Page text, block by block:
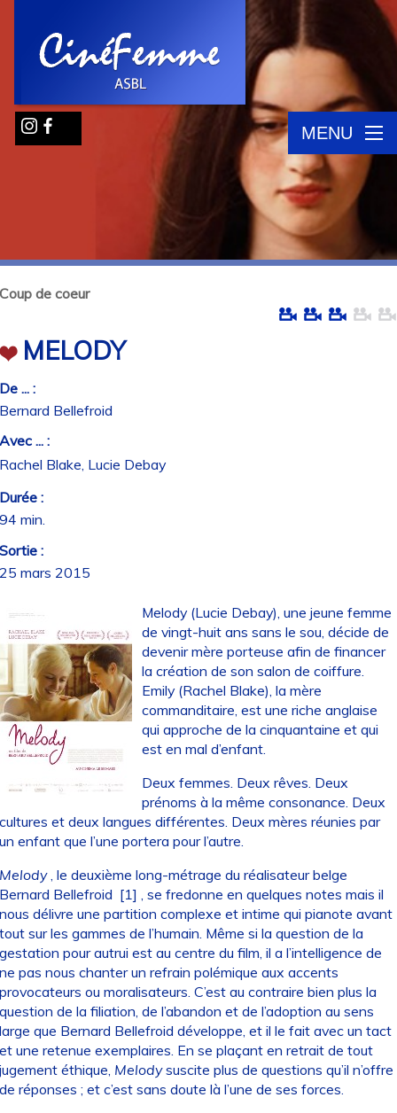
MENU
de coeur
MELODY
... :
Bellefroid
... :
Blake, Lucie Debay
:
min.
:
mars 2015
Melody (Lucie Debay), une jeune femme
de vingt-huit ans sans le sou, décide de
devenir mère porteuse afin de financer
la création de son salon de coiffure.
Emily (Rachel Blake), la mère
commanditaire, est une riche anglaise
qui approche de la cinquantaine et qui
est en mal d’enfant.
Deux femmes. Deux rêves. Deux
prénoms à la même consonance. Deux
et deux langues différentes. Deux mères réunies par
enfant que l’une portera pour l’autre.
, le deuxième long-métrage du réalisateur belge
Bellefroid [1] , se fredonne en quelques notes mais il
délivre une partition complexe et intime qui pianote avant
sur les gammes de l’humain. Même si la question de la
pour autrui est au centre du film, il a l’intelligence de
pas nous chanter un refrain polémique aux accents
ou moralisateurs. C’est au contraire bien plus la
de la filiation, de l’abandon et de l’adoption au sens
que Bernard Bellefroid développe, et il le fait avec un tact
une retenue exemplaires. En se plaçant en retrait de tout
éthique, Melodysuscite plus de questions qu’il n’offre
réponses ; et c’est sans doute là l’une de ses forces.